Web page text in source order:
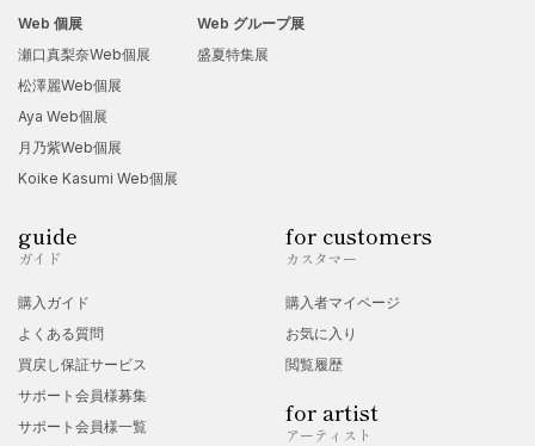
Web 個展
瀬口真梨奈Web個展
松澤麗Web個展
Aya Web個展
月乃紫Web個展
Koike Kasumi Web個展
Web グループ展
盛夏特集展
guide
ガイド
購入ガイド
よくある質問
買戻し保証サービス
サポート会員様募集
サポート会員様一覧
for customers
カスタマー
購入者マイページ
お気に入り
閲覧履歴
for artist
アーティスト